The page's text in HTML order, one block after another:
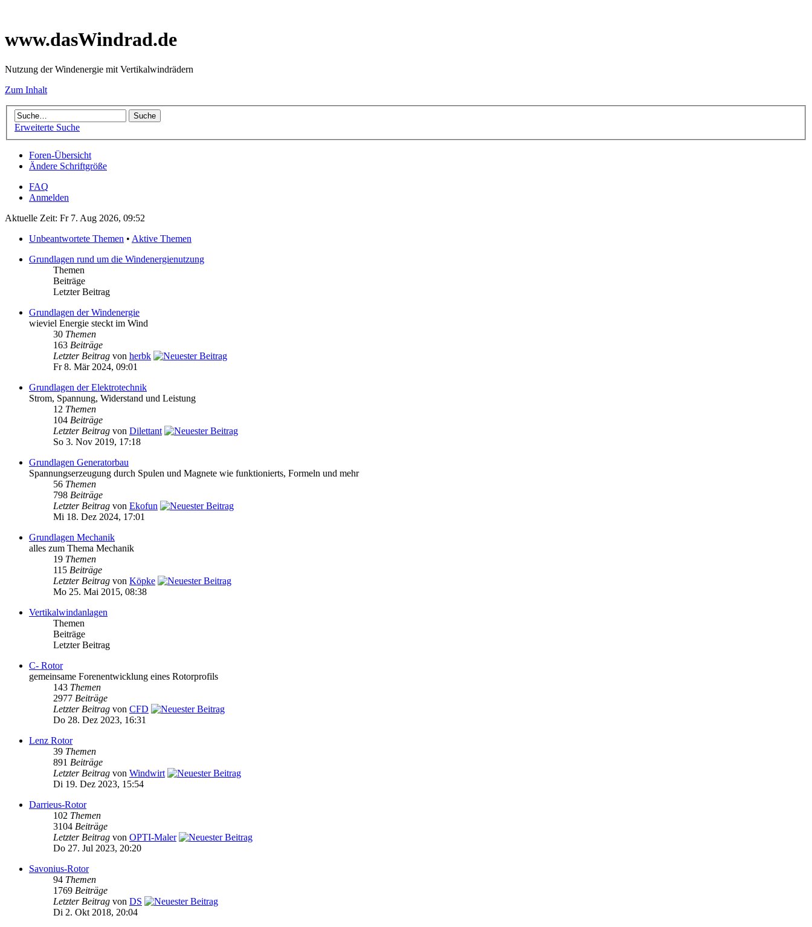
www.dasWindrad.de
Nutzung der Windenergie mit Vertikalwindrädern
Zum Inhalt
Erweiterte Suche
Foren-Übersicht
Ändere Schriftgröße
FAQ
Anmelden
Aktuelle Zeit: Fr 7. Aug 2026, 09:52
Unbeantwortete Themen • Aktive Themen
Grundlagen rund um die Windenergienutzung
Themen
Beiträge
Letzter Beitrag
Grundlagen der Windenergie
wieviel Energie steckt im Wind
30 Themen
163 Beiträge
Letzter Beitrag von herbk
Fr 8. Mär 2024, 09:01
Grundlagen der Elektrotechnik
Strom, Spannung, Widerstand und Leistung
12 Themen
104 Beiträge
Letzter Beitrag von Dilettant
So 3. Nov 2019, 17:18
Grundlagen Generatorbau
Spannungserzeugung durch Spulen und Magnete wie funktionierts, Formeln und mehr
56 Themen
798 Beiträge
Letzter Beitrag von Ekofun
Mi 18. Dez 2024, 17:01
Grundlagen Mechanik
alles zum Thema Mechanik
19 Themen
115 Beiträge
Letzter Beitrag von Köpke
Mo 25. Mai 2015, 08:38
Vertikalwindanlagen
Themen
Beiträge
Letzter Beitrag
C- Rotor
gemeinsame Forenentwicklung eines Rotorprofils
143 Themen
2977 Beiträge
Letzter Beitrag von CFD
Do 28. Dez 2023, 16:31
Lenz Rotor
39 Themen
891 Beiträge
Letzter Beitrag von Windwirt
Di 19. Dez 2023, 15:54
Darrieus-Rotor
102 Themen
3104 Beiträge
Letzter Beitrag von OPTI-Maler
Do 27. Jul 2023, 20:20
Savonius-Rotor
94 Themen
1769 Beiträge
Letzter Beitrag von DS
Di 2. Okt 2018, 20:04